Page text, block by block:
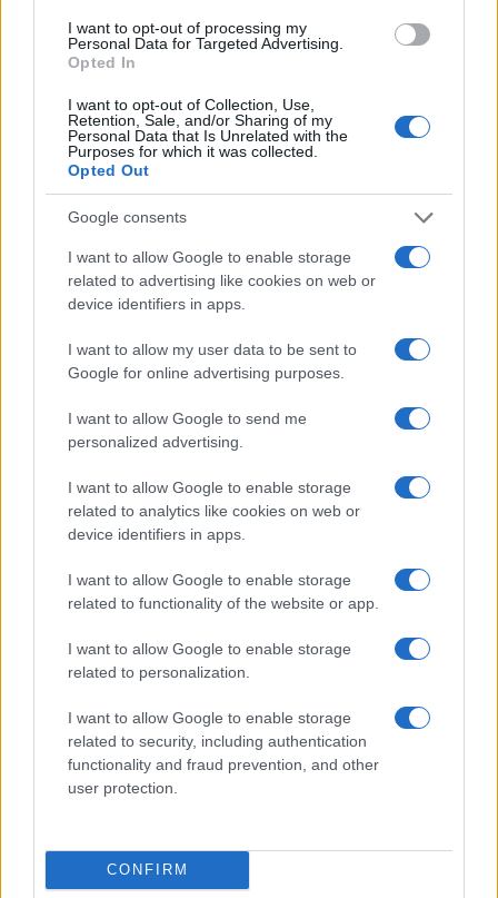
I want to opt-out of processing my
Personal Data for Targeted Advertising.
Opted In
I want to opt-out of Collection, Use,
Retention, Sale, and/or Sharing of my
Personal Data that Is Unrelated with the
Purposes for which it was collected.
Opted Out
Google consents
I want to allow Google to enable storage
related to advertising like cookies on web or
device identifiers in apps.
I want to allow my user data to be sent to
Google for online advertising purposes.
I want to allow Google to send me
personalized advertising.
I want to allow Google to enable storage
related to analytics like cookies on web or
device identifiers in apps.
I want to allow Google to enable storage
related to functionality of the website or app.
I want to allow Google to enable storage
related to personalization.
I want to allow Google to enable storage
related to security, including authentication
functionality and fraud prevention, and other
user protection.
CONFIRM